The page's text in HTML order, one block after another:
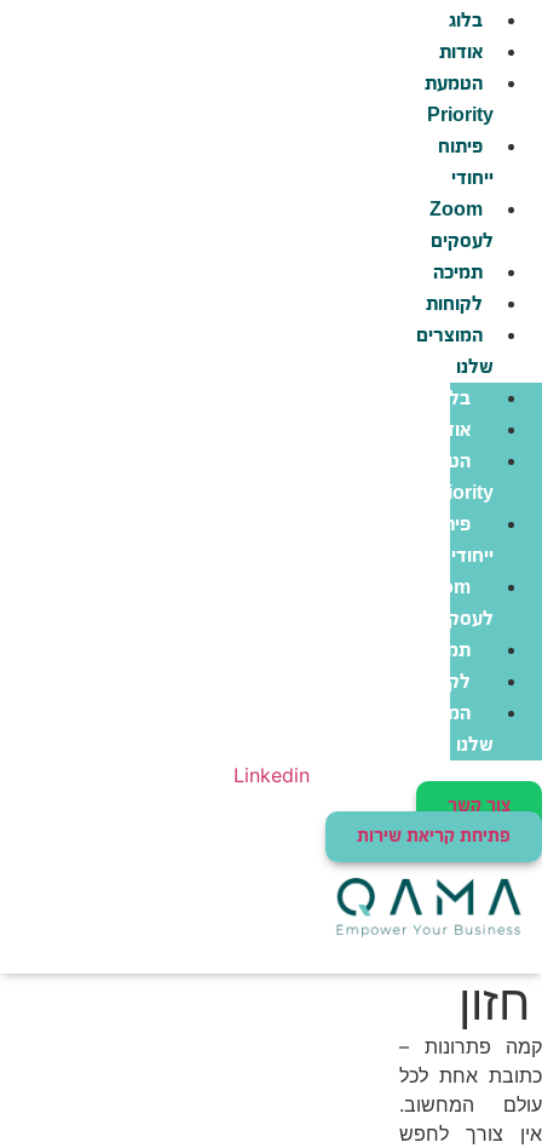
בלוג
אודות
הטמעת
Priority
פיתוח
ייחודי
Zoom
לעסקים
תמיכה
לקוחות
המוצרים
שלנו
בלוג
אודות
הטמעת
Priority
פיתוח
ייחודי
Zoom
לעסקים
תמיכה
לקוחות
המוצרים
שלנו
Linkedin
צור קשר
פתיחת קריאת שירות
חזון
קמה פתרונות –
כתובת אחת לכל
עולם המחשוב.
אין צורך לחפש